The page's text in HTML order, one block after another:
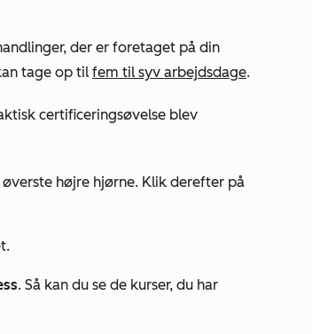
der er foretaget på din
tage op til fem til syv arbejdsdage.
certificeringsøvelse blev
øverste højre hjørne. Klik derefter på
. Så kan du se de kurser, du har